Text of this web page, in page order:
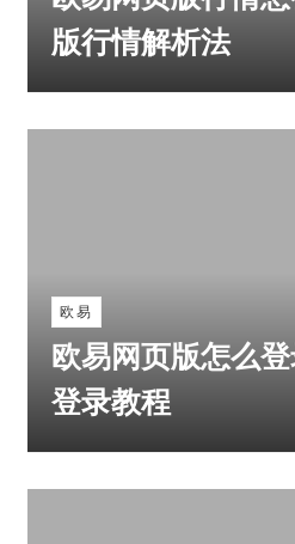
版行情解析法
欧易
欧易网页版怎么
登录教程